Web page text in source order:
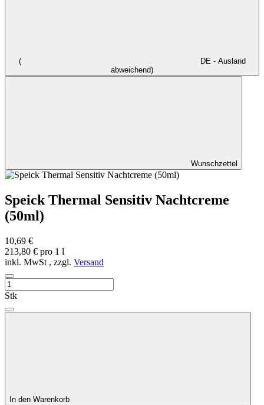
(
DE - Ausland
abweichend)
Wunschzettel
Speick Thermal Sensitiv Nachtcreme
(50ml)
10,69 €
213,80 € pro 1 l
inkl. MwSt , zzgl. Versand
Stk
In den Warenkorb